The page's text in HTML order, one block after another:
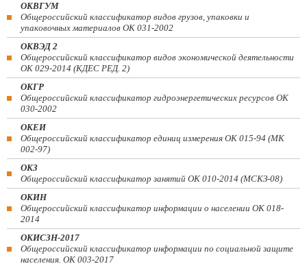
ОКВГУМ
Общероссийский классификатор видов грузов, упаковки и
упаковочных материалов ОК 031-2002
ОКВЭД 2
Общероссийский классификатор видов экономической деятельности
ОК 029-2014 (КДЕС РЕД. 2)
ОКГР
Общероссийский классификатор гидроэнергетических ресурсов ОК
030-2002
ОКЕИ
Общероссийский классификатор единиц измерения ОК 015-94 (МК
002-97)
ОКЗ
Общероссийский классификатор занятий ОК 010-2014 (МСКЗ-08)
ОКИН
Общероссийский классификатор информации о населении ОК 018-
2014
ОКИСЗН-2017
Общероссийский классификатор информации по социальной защите
населения. ОК 003-2017